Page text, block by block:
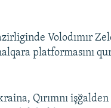
Volodımır
platformasını
Qırımnı